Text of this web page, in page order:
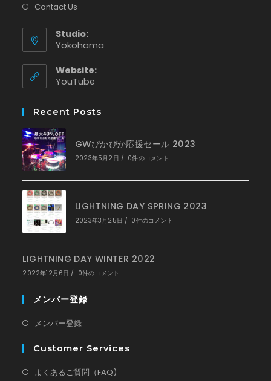
Contact Us
Studio:
Yokohama
Website:
YouTube
タ
開
く
Recent Posts
GWぴかぴか応援セール 2023
2023年5月2日 / 0件のコメント
LIGHTNING DAY SPRING 2023
2023年3月25日 / 0件のコメント
LIGHTNING DAY WINTER 2022
2022年12月6日 / 0件のコメント
メンバー登録
メンバー登録新
い
タ
Customer Services
よくあるご質問（FAQ)